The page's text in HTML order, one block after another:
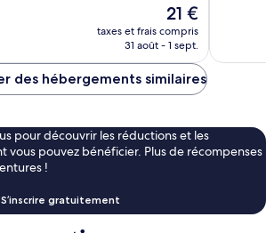
Le
nouveau
prix
de
21 €
taxes et frais compris
31 août - 1 sept.
des hébergements similaires
pour découvrir les réductions et les
vous pouvez bénéficier. Plus de récompenses
!
S’inscrire gratuitement